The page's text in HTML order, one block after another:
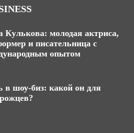
Кулькова: молодая актриса,
и писательница с
опытом
в шоу-биз: какой он для